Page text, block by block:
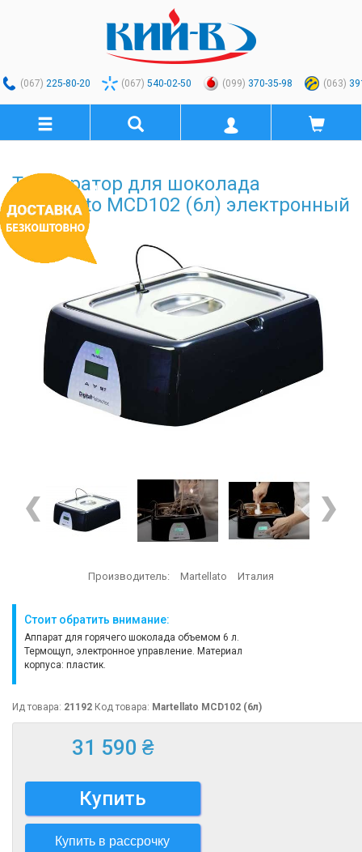
(067) 225-80-20 (067) 540-02-50 (099) 370-35-98 (063)
Температор для шоколада
Martellato MCD102 (6л) электронный
Производитель: Martellato Италия
Стоит обратить внимание:
Аппарат для горячего шоколада объемом 6 л.
Термощуп, электронное управление. Материал
корпуса: пластик.
Ид товара: 21192 Код товара: Martellato MCD102 (6л)
31 590 ₴
Купить
Купить в рассрочку